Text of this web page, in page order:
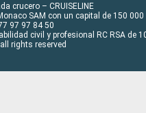
crucero – CRUISELINE
SAM con un capital de 150 000
97 97 84 50
civil y profesional RC RSA de
rights reserved